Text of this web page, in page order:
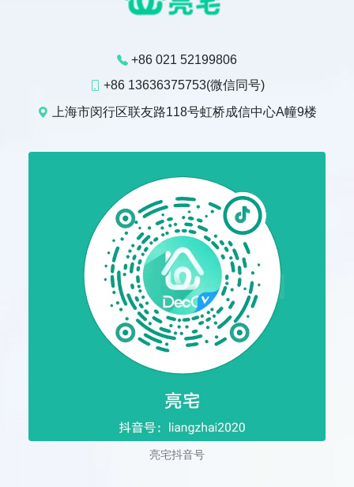
+86 021 52199806
+86 13636375753(微信同号)
上海市闵行区联友路118号虹桥成信中心A幢9楼
亮宅抖音号